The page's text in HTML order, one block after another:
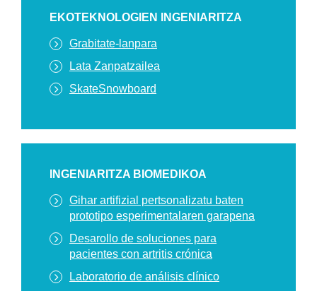
EKOTEKNOLOGIEN INGENIARITZA
Grabitate-lanpara
Lata Zanpatzailea
SkateSnowboard
INGENIARITZA BIOMEDIKOA
Gihar artifizial pertsonalizatu baten
prototipo esperimentalaren garapena
Desarollo de soluciones para
pacientes con artritis crónica
Laboratorio de análisis clínico